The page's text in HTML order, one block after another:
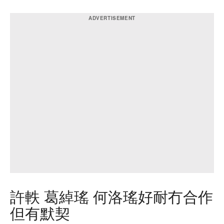
許軼 葛綽瑤 何洛瑤好耐冇合作
但有默契